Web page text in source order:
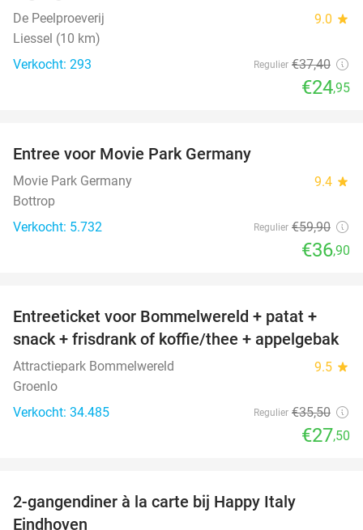
De Peelproeverij 9.0 star
Liessel (10 km)
Verkocht: 293
Regulier €37,40
€24,95
Entree voor Movie Park Germany
Movie Park Germany 9.4 star
Bottrop
Verkocht: 5.732
Regulier €59,90
€36,90
23%
Entreeticket voor Bommelwereld + patat +
snack + frisdrank of koffie/thee + appelgebak
Attractiepark Bommelwereld 9.5 star
Groenlo
Verkocht: 34.485
Regulier €35,50
€27,50
2-gangendiner à la carte bij Happy Italy
Eindhoven